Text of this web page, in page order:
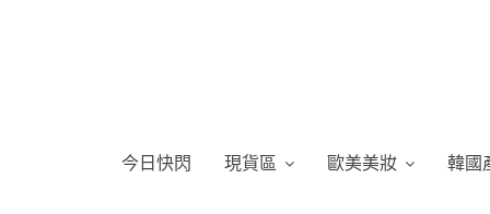
今日快閃 現貨區 歐美美妝 韓國